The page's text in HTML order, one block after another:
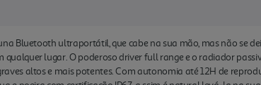
Bluetooth ultraportátil, que cabe na sua mão, mas não se
qualquer lugar. O poderoso driver full range e o radiador
altos e mais potentes. Com autonomia até 12H de